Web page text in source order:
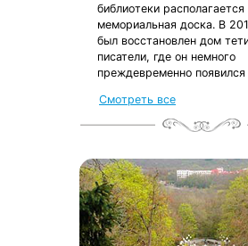
библиотеки располагается
мемориальная доска. В
был восстановлен дом
писатели, где он немного
преждевременно появился
Смотреть все